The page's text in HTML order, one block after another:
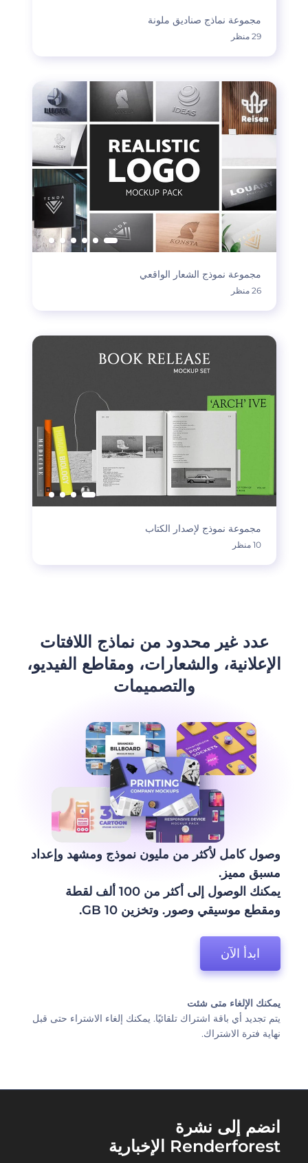
مجموعة نماذج صناديق ملونة
29 منظر
مجموعة نموذج الشعار الواقعي
26 منظر
مجموعة نموذج لإصدار الكتاب
10 منظر
عدد غير محدود من نماذج اللافتات
الإعلانية، والشعارات، ومقاطع الفيديو،
والتصميمات
وصول كامل لأكثر من مليون نموذج ومشهد وإعداد
مسبق مميز.
يمكنك الوصول إلى أكثر من 100 ألف لقطة
ومقطع موسيقي وصور. وتخزين 10 GB.
ابدأ الآن
يمكنك الإلغاء متى شئت
يتم تجديد أي باقة اشتراك تلقائيًا. يمكنك إلغاء الاشتراء حتى قبل
نهاية فترة الاشتراك.
انضم إلى نشرة
Renderforest الإخبارية